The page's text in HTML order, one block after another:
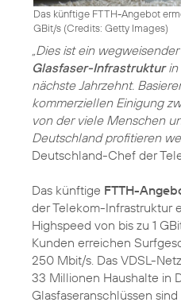
Das künftige FTTH-Angebot
GBit/s (Credits: Getty Images)
„Dies ist ein
Glasfaser-Infrastrukturin
nächste Jahrzehnt.
kommerziellen Einigung
von der viele Menschen
Deutschland profitieren
Deutschland-Chef der
Das künftige FTTH-
der Telekom-Infrastruktur
Highspeed von bis zu 1
Kunden erreichen
250 Mbit/s. Das VDSL-
33 Millionen Haushalte in
Glasfaseranschlüssen